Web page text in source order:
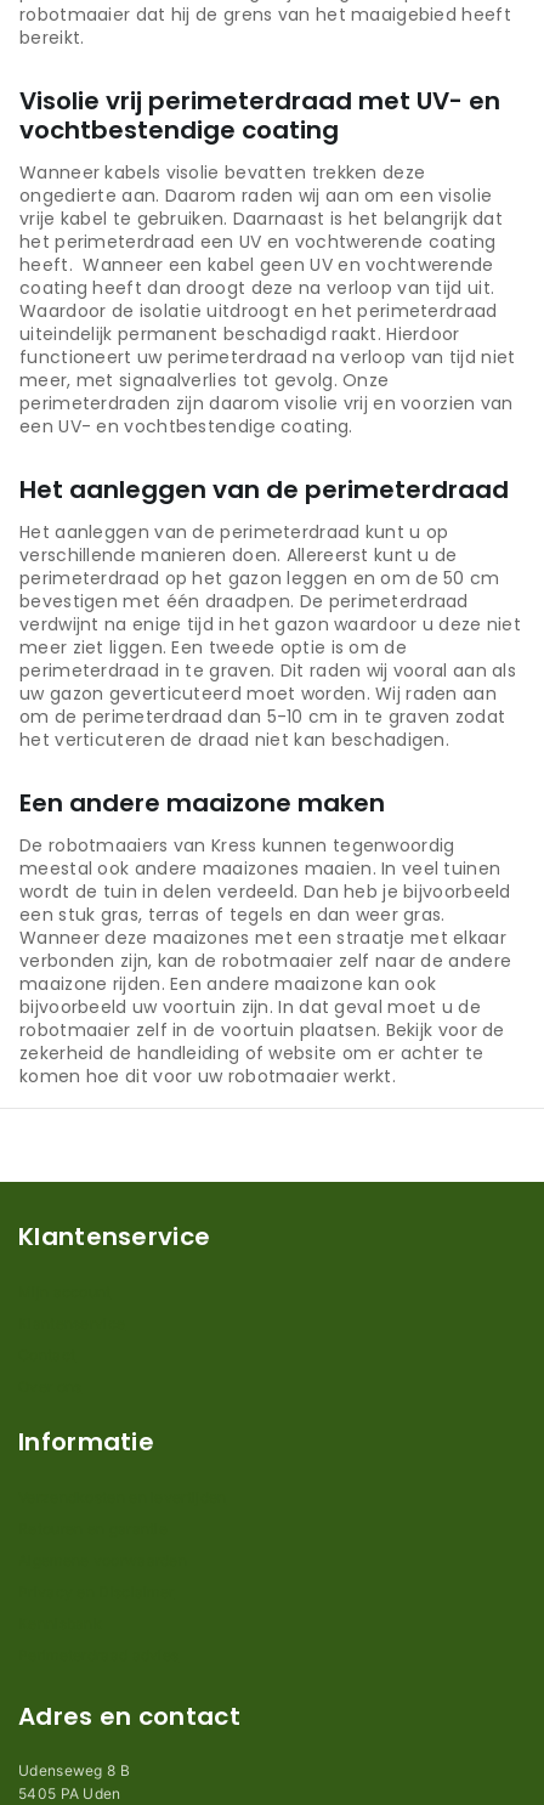
robotmaaier dat hij de grens van het maaigebied heeft
bereikt.
Visolie vrij perimeterdraad met UV- en
vochtbestendige coating
Wanneer kabels visolie bevatten trekken deze
ongedierte aan. Daarom raden wij aan om een visolie
vrije kabel te gebruiken. Daarnaast is het belangrijk dat
het perimeterdraad een UV en vochtwerende coating
heeft. Wanneer een kabel geen UV en vochtwerende
coating heeft dan droogt deze na verloop van tijd uit.
Waardoor de isolatie uitdroogt en het perimeterdraad
uiteindelijk permanent beschadigd raakt. Hierdoor
functioneert uw perimeterdraad na verloop van tijd niet
meer, met signaalverlies tot gevolg. Onze
perimeterdraden zijn daarom visolie vrij en voorzien van
een UV- en vochtbestendige coating.
Het aanleggen van de perimeterdraad
Het aanleggen van de perimeterdraad kunt u op
verschillende manieren doen. Allereerst kunt u de
perimeterdraad op het gazon leggen en om de 50 cm
bevestigen met één draadpen. De perimeterdraad
verdwijnt na enige tijd in het gazon waardoor u deze niet
meer ziet liggen. Een tweede optie is om de
perimeterdraad in te graven. Dit raden wij vooral aan als
uw gazon geverticuteerd moet worden. Wij raden aan
om de perimeterdraad dan 5-10 cm in te graven zodat
het verticuteren de draad niet kan beschadigen.
Een andere maaizone maken
De robotmaaiers van Kress kunnen tegenwoordig
meestal ook andere maaizones maaien. In veel tuinen
wordt de tuin in delen verdeeld. Dan heb je bijvoorbeeld
een stuk gras, terras of tegels en dan weer gras.
Wanneer deze maaizones met een straatje met elkaar
verbonden zijn, kan de robotmaaier zelf naar de andere
maaizone rijden. Een andere maaizone kan ook
bijvoorbeeld uw voortuin zijn. In dat geval moet u de
robotmaaier zelf in de voortuin plaatsen. Bekijk voor de
zekerheid de handleiding of website om er achter te
komen hoe dit voor uw robotmaaier werkt.
Klantenservice
Informatie
Adres en contact
Udenseweg 8 B
5405 PA Uden